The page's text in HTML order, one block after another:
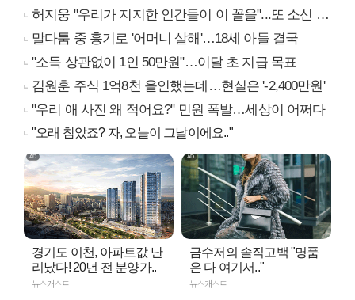
허지웅 "우리가 지지한 인간들이 이 꼴을"...또 소신 발언
말다툼 중 흉기로 '어머니 살해'…18세 아들 결국
"소득 상관없이 1인 50만원"…이달 초 지급 목표
김원훈 주식 1억8천 올인했는데…현실은 '-2,400만원'
"우리 애 사진 왜 적어요?" 민원 폭발…세상이 어쩌다
"오래 참았죠? 자, 오늘이 그날이에요.."
경기도 이천, 아파트값 난
리났다! 20년 전 분양가..
뉴스캐스트
금수저의 솔직고백 "명품
은 다 여기서.."
뉴스캐스트